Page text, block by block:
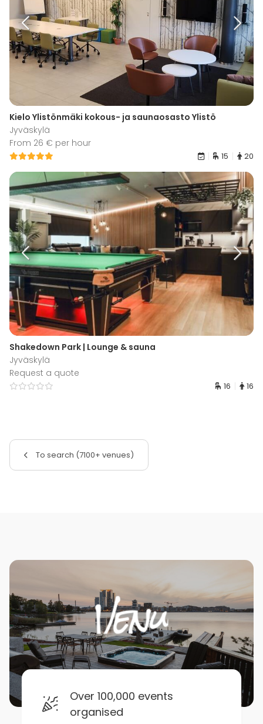
Kielo Ylistönmäki kokous- ja saunaosasto Ylistö
Jyväskylä
From 26 € per hour
15 20
Shakedown Park | Lounge & sauna
Jyväskylä
Request a quote
16 16
To search (7100+ venues)
Over 100,000 events
organised